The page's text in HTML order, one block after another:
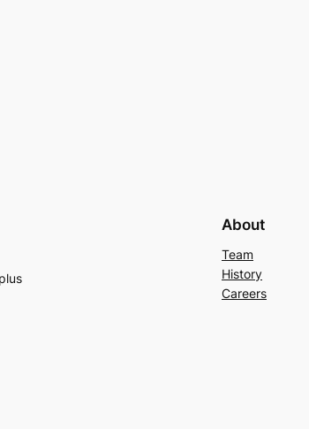
About
Team
History
Careers